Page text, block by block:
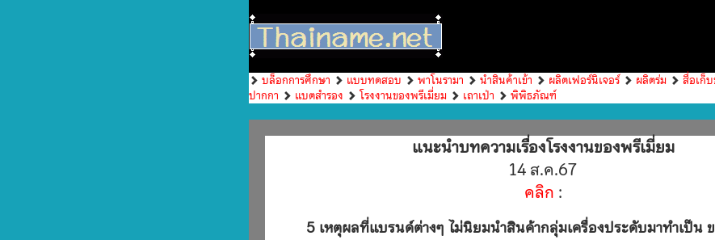
บล็อกการศึกษา แบบทดสอบ พาโนรามา นำสินค้าเข้า ผลิตเฟอร์นิเจอร์ ผลิตร่ม สื่อเก็
ปากกา
แบตสำรอง โรงงานของพรีเมี่ยม เถาเป่า พิพิธภัณฑ์
แนะนำบทความเรื่องโรงงานของพรีเมี่ยม
14 ส.ค.67
คลิก :
5 เหตุผลที่แบรนด์ต่างๆ ไม่นิยมนำสินค้ากลุ่มเครื่องประดับมาทำเป็น